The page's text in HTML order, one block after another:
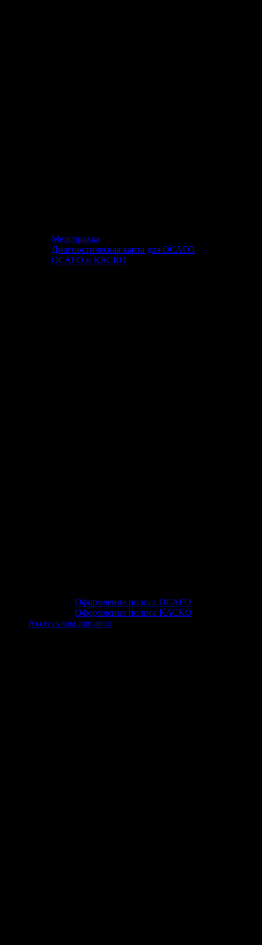
Медсправка
Диагностическая карта для ОСАГО
ОСАГО и КАСКО
Оформление полиса ОСАГО
Оформление полиса КАСКО
Аксессуары для авто